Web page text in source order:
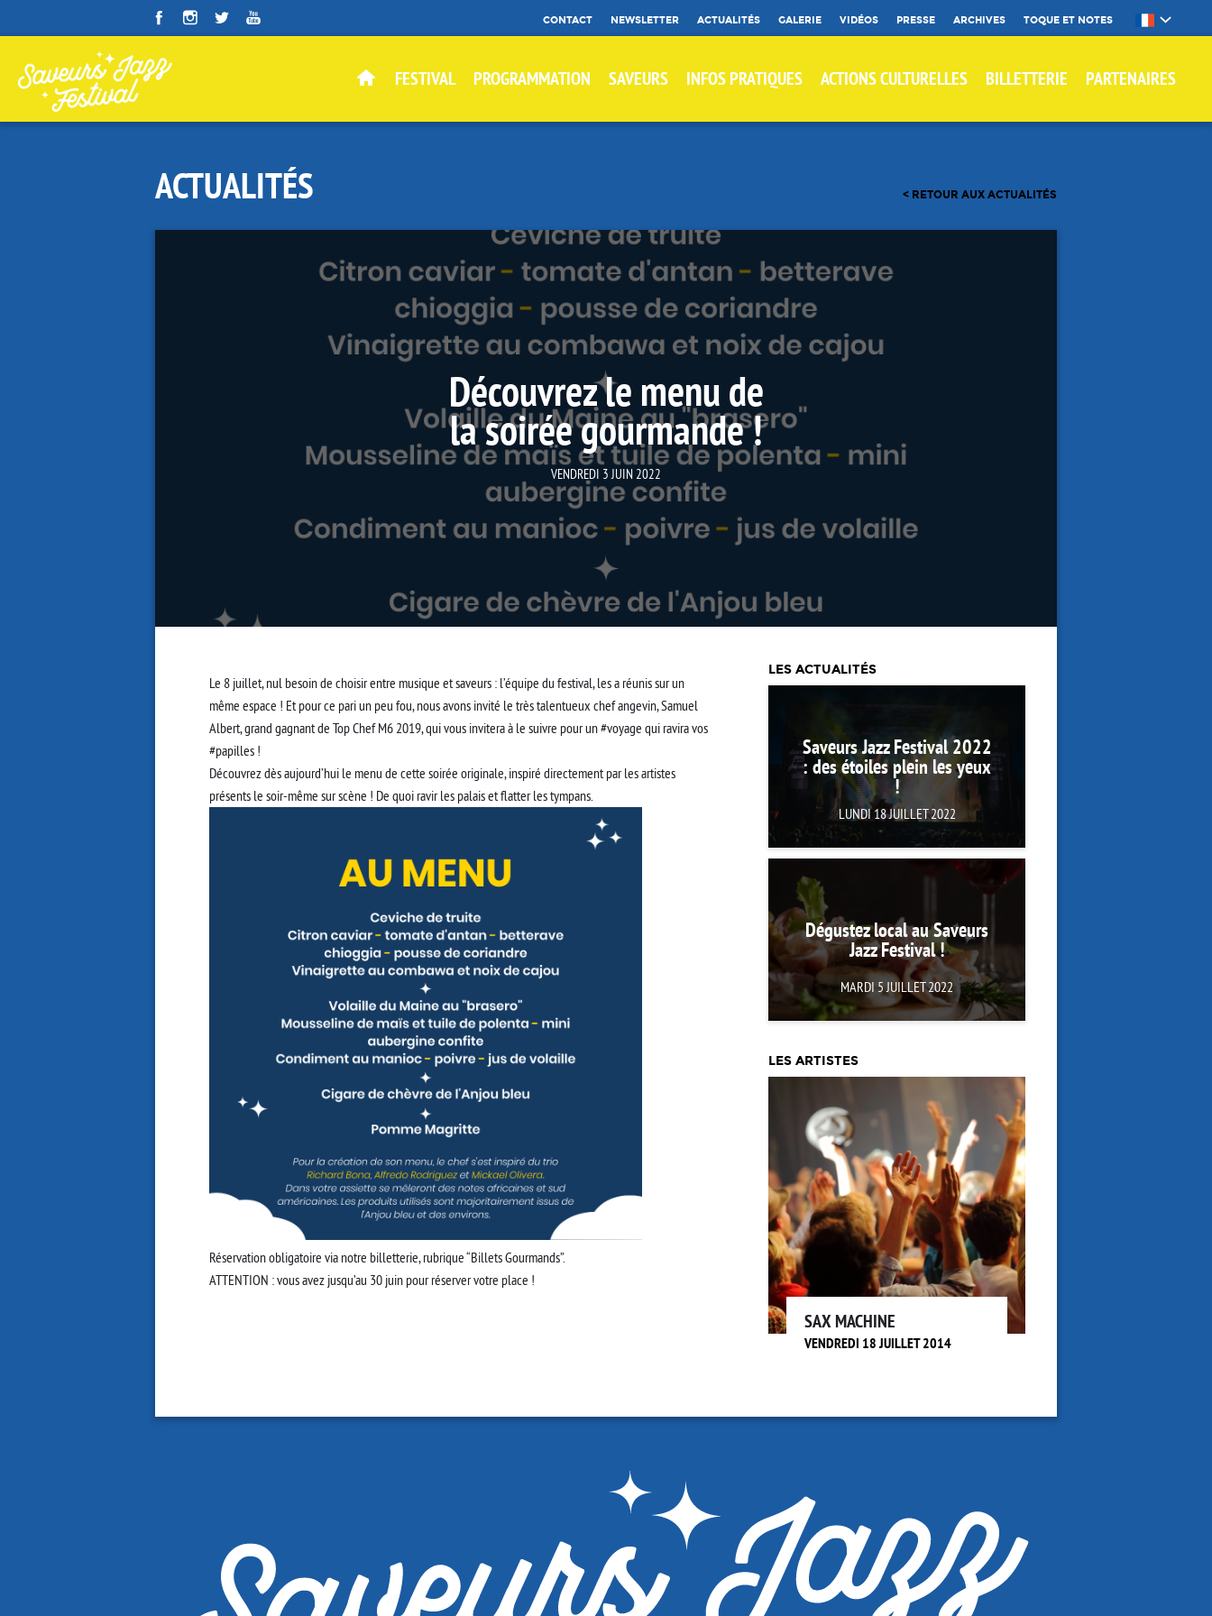
CONTACT NEWSLETTER ACTUALITÉS GALERIE VIDÉOS PRESSE ARCHIVES TOQUE ET NOTES
FESTIVAL PROGRAMMATION SAVEURS INFOS PRATIQUES ACTIONS CULTURELLES BILLETTERIE PARTENAIRES
ACTUALITÉS < RETOUR AUX ACTUALITÉS
Découvrez le menu de
la soirée gourmande !
VENDREDI 3 JUIN 2022
Le 8 juillet, nul besoin de choisir entre musique et saveurs : l’équipe du festival, les a réunis sur un
même espace ! Et pour ce pari un peu fou, nous avons invité le très talentueux chef angevin, Samuel
Albert, grand gagnant de Top Chef M6 2019, qui vous invitera à le suivre pour un#voyage qui ravira vos
#papilles !
Découvrez dès aujourd’hui le menu de cette soirée originale, inspiré directement par les artistes
présents le soir-même sur scène ! De quoi ravir les palais et flatter les tympans.
Réservation obligatoire via notre billetterie, rubrique “Billets Gourmands”.
ATTENTION : vous avez jusqu’au 30 juin pour réserver votre place !
LES ACTUALITÉS
Saveurs Jazz Festival 2022
: des étoiles plein les yeux
!
LUNDI 18 JUILLET 2022
Dégustez local au Saveurs
Jazz Festival !
MARDI 5 JUILLET 2022
LES ARTISTES
SAX MACHINE
VENDREDI 18 JUILLET 2014